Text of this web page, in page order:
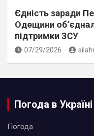
Єдність заради
Одещини
підтримки ЗСУ
07/29/2026
Погода в Україні
Погода